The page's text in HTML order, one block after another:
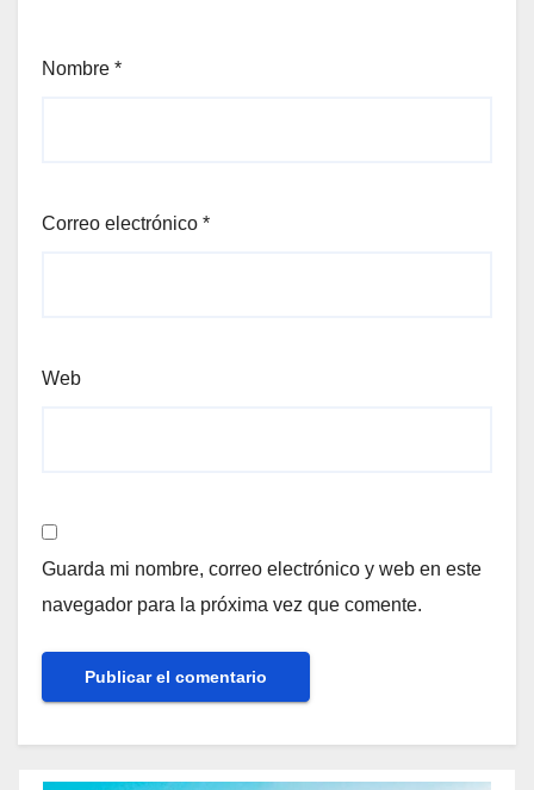
Nombre *
Correo electrónico *
Web
Guarda mi nombre, correo electrónico y web en este
navegador para la próxima vez que comente.